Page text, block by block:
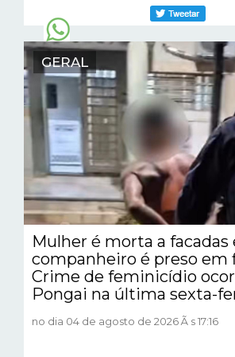
GERAL
Mulher é morta a facadas
companheiro é preso em
Crime de feminicídio
Pongai na última sexta-
no dia 04 de agosto de 2026 Ã s 17:16